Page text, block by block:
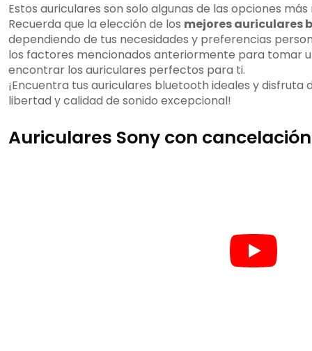
Estos auriculares son solo algunas de las opciones
Recuerda que la elección de los mejores auriculares
dependiendo de tus necesidades y preferencias
los factores mencionados anteriormente para tomar
encontrar los auriculares perfectos para ti.
¡Encuentra tus auriculares bluetooth ideales y
libertad y calidad de sonido excepcional!
Auriculares Sony con